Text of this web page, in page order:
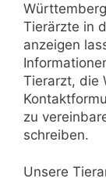
Tierärzte in
anzeigen
Tierarzt, die
zu
schreiben.
Unsere